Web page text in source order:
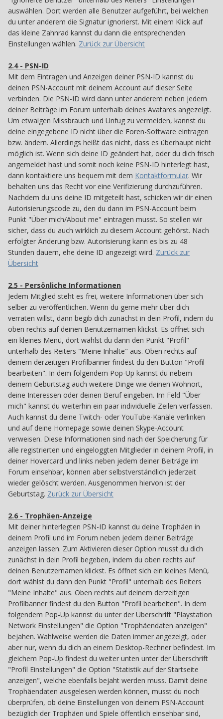
auswählen. Dort werden alle Benutzer aufgeführt, bei welchen
du unter anderem die Signatur ignorierst. Mit einem Klick auf
das kleine Zahnrad kannst du dann die entsprechenden
Einstellungen wählen. Zurück zur Übersicht
2.4 - PSN-ID
Mit dem Eintragen und Anzeigen deiner PSN-ID kannst du
deinen PSN-Account mit deinem Account auf dieser Seite
verbinden. Die PSN-ID wird dann unter anderem neben jedem
deiner Beiträge im Forum unterhalb deines Avatares angezeigt.
Um etwaigen Missbrauch und Unfug zu vermeiden, kannst du
deine eingegebene ID nicht über die Foren-Software eintragen
bzw. ändern. Allerdings heißt das nicht, dass es überhaupt nicht
möglich ist. Wenn sich deine ID geändert hat, oder du dich frisch
angemeldet hast und somit noch keine PSN-ID hinterlegt hast,
dann kontaktiere uns bequem mit dem Kontaktformular. Wir
behalten uns das Recht vor eine Verifizierung durchzuführen.
Nachdem du uns deine ID mitgeteilt hast, schicken wir dir einen
Autorisierungscode zu, den du dann im PSN-Account beim
Punkt "Über mich/About me" eintragen musst. So stellen wir
sicher, dass du auch wirklich zu diesem Account gehörst. Nach
erfolgter Änderung bzw. Autorisierung kann es bis zu 48
Stunden dauern, ehe deine ID angezeigt wird. Zurück zur
Übersicht
2.5 - Persönliche Informationen
Jedem Mitglied steht es frei, weitere Informationen über sich
selber zu veröffentlichen. Wenn du gerne mehr über dich
verraten willst, dann begib dich zunächst in dein Profil, indem du
oben rechts auf deinen Benutzernamen klickst. Es öffnet sich
ein kleines Menü, dort wählst du dann den Punkt "Profil"
unterhalb des Reiters "Meine Inhalte" aus. Oben rechts auf
deinem derzeitigen Profilbanner findest du den Button "Profil
bearbeiten". In dem folgendem Pop-Up kannst du nebem
deinem Geburtstag auch weitere Dinge wie deinen Wohnort,
deine Interessen oder deinen Beruf eingeben. Im Feld "Über
mich" kannst du weiterhin ein paar individuelle Zeilen verfassen.
Auch kannst du deine Twitch- oder YouTube-Kanäle verlinken
und auf deine Homepage sowie deinen Skype-Account
verweisen. Diese Informationen sind nach der Speicherung für
alle registrierten und eingeloggten Mitglieder in deinem Profil, in
deiner Hovercard und links neben jedem deiner Beiträge im
Forum einsehbar, können aber selbstverständlich jederzeit
wieder gelöscht werden. Ausgenommen hiervon ist der
Geburtstag. Zurück zur Übersicht
2.6 - Trophäen-Anzeige
Mit deiner hinterlegten PSN-ID kannst du deine Trophäen in
deinem Profil und im Forum neben jedem deiner Beiträge
anzeigen lassen. Zum Aktivieren dieser Option musst du dich
zunächst in dein Profil begeben, indem du oben rechts auf
deinen Benutzernamen klickst. Es öffnet sich ein kleines Menü,
dort wählst du dann den Punkt "Profil" unterhalb des Reiters
"Meine Inhalte" aus. Oben rechts auf deinem derzeitigen
Profilbanner findest du den Button "Profil bearbeiten". In dem
folgendem Pop-Up kannst du unter der Überschrift "Playstation
Network Einstellungen" die Option "Trophäendaten anzeigen"
bejahen. Wahlweise werden die Daten immer angezeigt, oder
aber nur, wenn du dich an einem Desktop-Rechner befindest. Im
gleichem Pop-Up findest du weiter unten unter der Überschrift
"Profil Einstellungen" die Option "Statistik auf der Startseite
anzeigen", welche ebenfalls bejaht werden muss. Damit deine
Trophäendaten ausgelesen werden können, musst du noch
überprüfen, ob deine Einstellungen von deinem PSN-Account
bezüglich der Trophäen und Spiele öffentlich einsehbar sind,